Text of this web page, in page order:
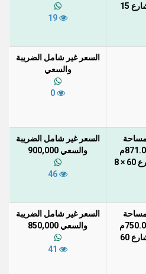
15
السعر غير شامل الضريبة
والسعي
مساحة
× 8
السعر غير شامل الضريبة
والسعي 900,000
مساحة
60
السعر غير شامل الضريبة
والسعي 850,000